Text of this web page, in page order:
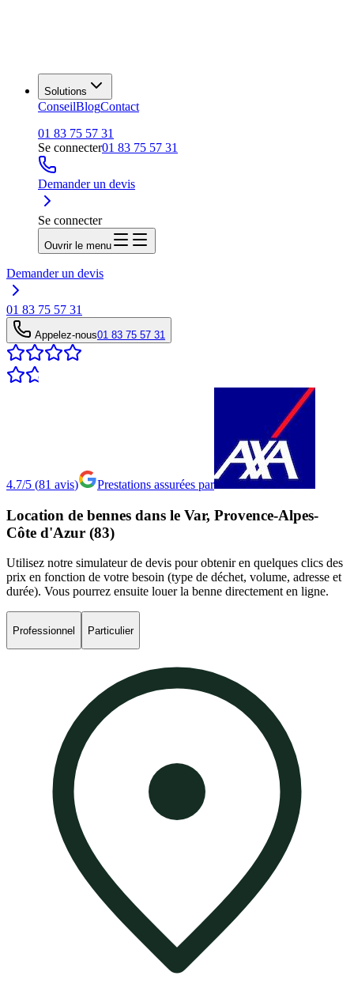
Solutions
ConseilBlogContact
01 83 75 57 31
Se connecter01 83 75 57 31
Demander un devis
Se connecter
Ouvrir le menu
Demander un devis
01 83 75 57 31
Appelez-nous01 83 75 57 31
4.7/5 (81 avis) Prestations assurées par
Location de bennes dans le Var, Provence-Alpes-
Côte d'Azur (83)
Utilisez notre simulateur de devis pour obtenir en quelques clics des
prix en fonction de votre besoin (type de déchet, volume, adresse et
durée). Vous pourrez ensuite louer la benne directement en ligne.
Professionnel Particulier